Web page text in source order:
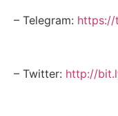
– Telegram: https://
– Twitter: http://